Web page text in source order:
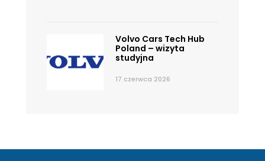
Volvo Cars Tech Hub
Poland – wizyta
studyjna
17 czerwca 2026